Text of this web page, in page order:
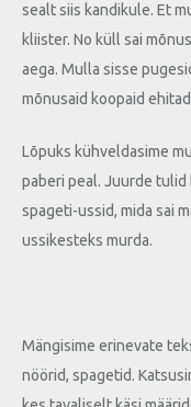
sealt siis kandikule. Et
kliister. No küll sai
aega. Mulla sisse
mõnusaid koopaid
Lõpuks kühveldasime
paberi peal. Juurde tulid
spageti-ussid, mida sai
ussikesteks murda.
Mängisime erinevate
nöörid, spagetid.